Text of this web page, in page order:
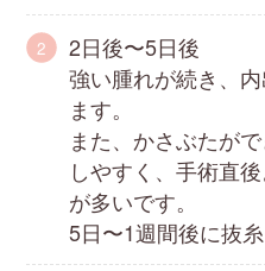
2日後〜5日後
強い腫れが続き、
ます。
また、かさぶたが
しやすく、手術直
が多いです。
5日〜1週間後に抜糸